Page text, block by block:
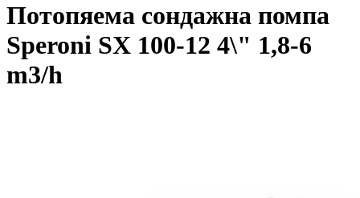
Потопяема сондажна помпа
Speroni SX 100-12 4\" 1,8-6
m3/h